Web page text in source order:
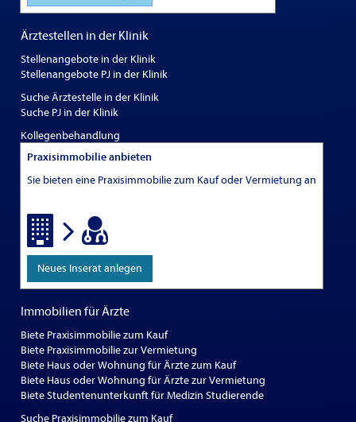
Ärztestellen in der Klinik
Stellenangebote in der Klinik
Stellenangebote PJ in der Klinik
Suche Ärztestelle in der Klinik
Suche PJ in der Klinik
Kollegenbehandlung
Praxisimmobilie anbieten
Sie bieten eine Praxisimmobilie zum Kauf oder Vermietung an
Neues Inserat anlegen
Immobilien für Ärzte
Biete Praxisimmobilie zum Kauf
Biete Praxisimmobilie zur Vermietung
Biete Haus oder Wohnung für Ärzte zum Kauf
Biete Haus oder Wohnung für Ärzte zur Vermietung
Biete Studentenunterkunft für Medizin Studierende
Suche Praxisimmobilie zum Kauf